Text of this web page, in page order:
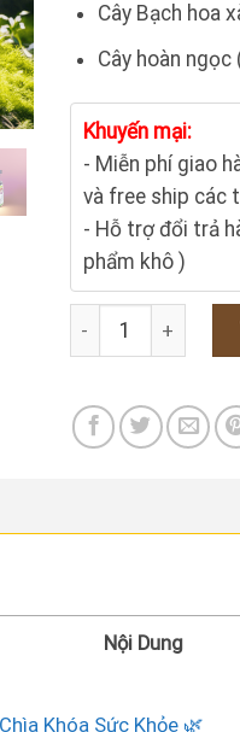
Cây Bạch hoa
Cây hoàn ngọc
Khuyến mại:
- Miễn phí giao
và free ship các
- Hỗ trợ đổi trả
phẩm khô )
Cao xạ đen hỗ trợ
Nội Dung
Khóa Sức Khỏe 🌿